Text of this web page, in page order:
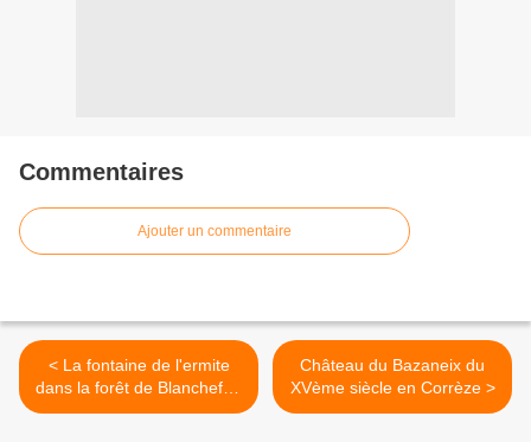
Commentaires
Ajouter un commentaire
< La fontaine de l'ermite
dans la forêt de Blanchefort
en Corrèze
Château du Bazaneix du
XVème siècle en Corrèze >